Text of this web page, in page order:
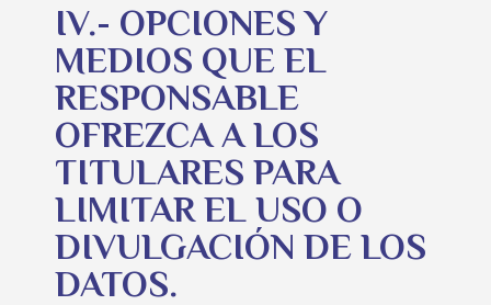
IV.- OPCIONES Y
MEDIOS QUE EL
RESPONSABLE
OFREZCA A LOS
TITULARES PARA
LIMITAR EL USO O
DIVULGACIÓN DE LOS
DATOS.